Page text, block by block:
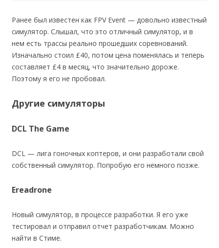
Ранее был известен как FPV Event — довольно известный
симулятор. Слышал, что это отличный симулятор, и в
нем есть трассы реально прошедших соревнований.
Изначально стоил £40, потом цена поменялась и теперь
составляет £4 в месяц, что значительно дороже.
Поэтому я его не пробовал.
Другие симуляторы
DCL The Game
DCL — лига гоночных коптеров, и они разработали свой
собственный симулятор. Попробую его немного позже.
Ereadrone
Новый симулятор, в процессе разработки. Я его уже
тестировал и отправил отчет разработчикам. Можно
найти в Стиме.